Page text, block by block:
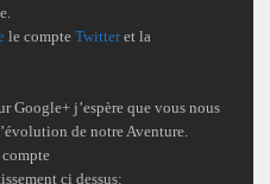
.
le compte Twitteret la
Google+ j’espère que vous nous
évolution de notre Aventure.
ci dessus: